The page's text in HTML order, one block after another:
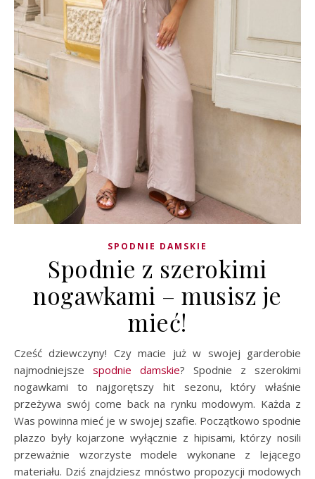
SPODNIE DAMSKIE
Spodnie z szerokimi
nogawkami – musisz je
mieć!
Cześć dziewczyny! Czy macie już w swojej garderobie
najmodniejsze spodnie damskie? Spodnie z szerokimi
nogawkami to najgorętszy hit sezonu, który właśnie
przeżywa swój come back na rynku modowym. Każda z
Was powinna mieć je w swojej szafie. Początkowo spodnie
plazzo były kojarzone wyłącznie z hipisami, którzy nosili
przeważnie wzorzyste modele wykonane z lejącego
materiału. Dziś znajdziesz mnóstwo propozycji modowych